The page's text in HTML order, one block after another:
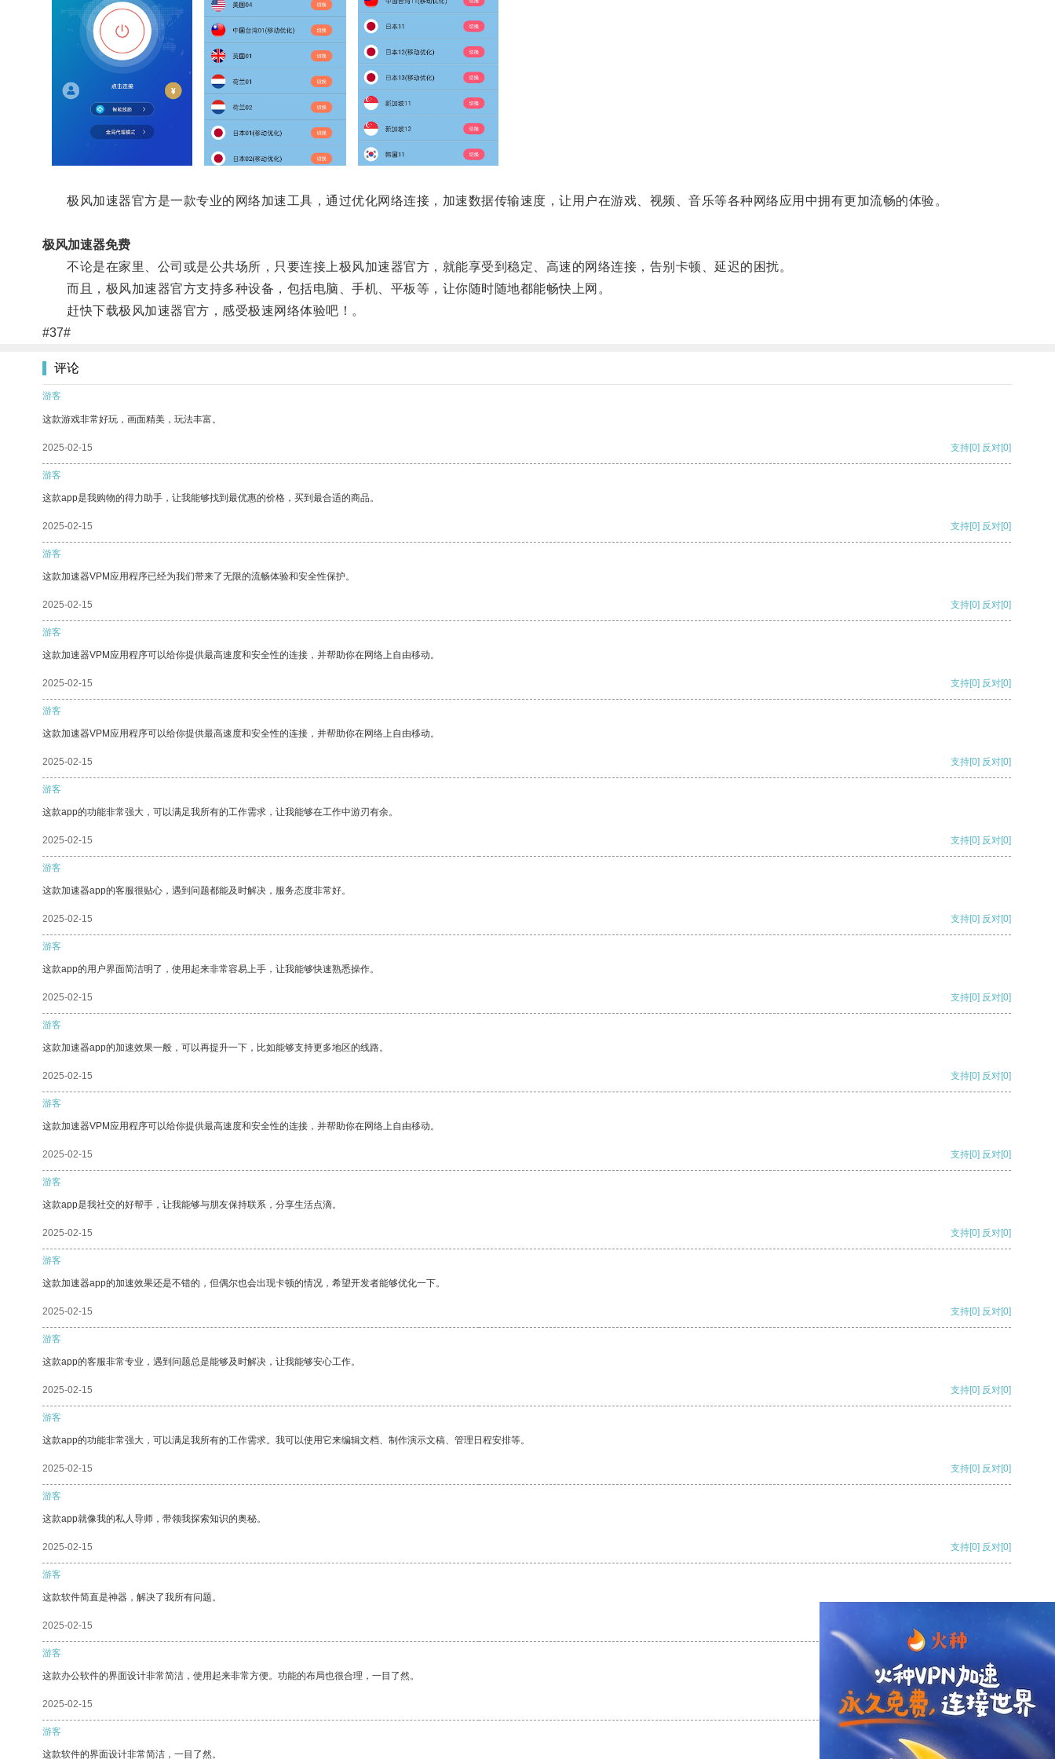
极风加速器官方是一款专业的网络加速工具，通过优化网络连接，加速数据传输速度，让用户在游戏、视频、音乐等各种网络应用中拥有更加流畅的体验。
极风加速器免费
不论是在家里、公司或是公共场所，只要连接上极风加速器官方，就能享受到稳定、高速的网络连接，告别卡顿、延迟的困扰。
而且，极风加速器官方支持多种设备，包括电脑、手机、平板等，让你随时随地都能畅快上网。
赶快下载极风加速器官方，感受极速网络体验吧！。
#37#
评论
游客
这款游戏非常好玩，画面精美，玩法丰富。
2025-02-15 支持[0] 反对[0]
游客
这款app是我购物的得力助手，让我能够找到最优惠的价格，买到最合适的商品。
2025-02-15 支持[0] 反对[0]
游客
这款加速器VPM应用程序已经为我们带来了无限的流畅体验和安全性保护。
2025-02-15 支持[0] 反对[0]
游客
这款加速器VPM应用程序可以给你提供最高速度和安全性的连接，并帮助你在网络上自由移动。
2025-02-15 支持[0] 反对[0]
游客
这款加速器VPM应用程序可以给你提供最高速度和安全性的连接，并帮助你在网络上自由移动。
2025-02-15 支持[0] 反对[0]
游客
这款app的功能非常强大，可以满足我所有的工作需求，让我能够在工作中游刃有余。
2025-02-15 支持[0] 反对[0]
游客
这款加速器app的客服很贴心，遇到问题都能及时解决，服务态度非常好。
2025-02-15 支持[0] 反对[0]
游客
这款app的用户界面简洁明了，使用起来非常容易上手，让我能够快速熟悉操作。
2025-02-15 支持[0] 反对[0]
游客
这款加速器app的加速效果一般，可以再提升一下，比如能够支持更多地区的线路。
2025-02-15 支持[0] 反对[0]
游客
这款加速器VPM应用程序可以给你提供最高速度和安全性的连接，并帮助你在网络上自由移动。
2025-02-15 支持[0] 反对[0]
游客
这款app是我社交的好帮手，让我能够与朋友保持联系，分享生活点滴。
2025-02-15 支持[0] 反对[0]
游客
这款加速器app的加速效果还是不错的，但偶尔也会出现卡顿的情况，希望开发者能够优化一下。
2025-02-15 支持[0] 反对[0]
游客
这款app的客服非常专业，遇到问题总是能够及时解决，让我能够安心工作。
2025-02-15 支持[0] 反对[0]
游客
这款app的功能非常强大，可以满足我所有的工作需求。我可以使用它来编辑文档、制作演示文稿、管理日程安排等。
2025-02-15 支持[0] 反对[0]
游客
这款app就像我的私人导师，带领我探索知识的奥秘。
2025-02-15 支持[0] 反对[0]
游客
这款软件简直是神器，解决了我所有问题。
2025-02-15
游客
这款办公软件的界面设计非常简洁，使用起来非常方便。功能的布局也很合理，一目了然。
2025-02-15 支持 [0] 反对[0]
游客
这款软件的界面设计非常简洁，一目了然。